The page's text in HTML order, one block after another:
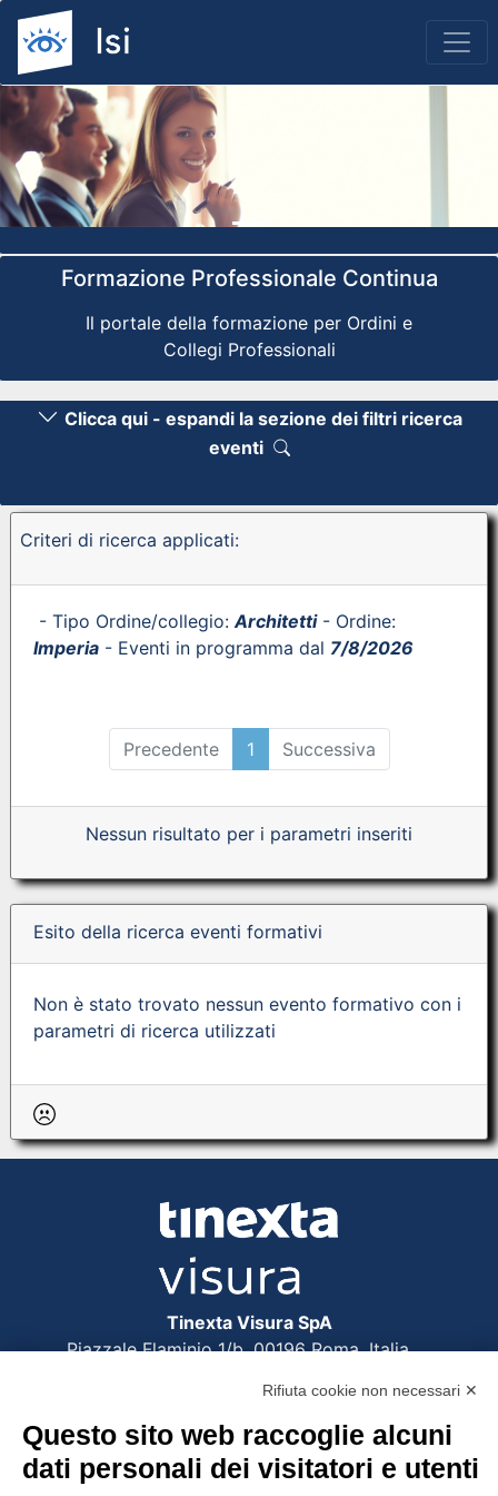
Previous
Formazione Professionale Continua
Il portale della formazione per Ordini e
Collegi Professionali
Clicca qui - espandi la sezione dei filtri ricerca
eventi
Criteri di ricerca applicati:
- Tipo Ordine/collegio:Architetti- Ordine:
Imperia - Eventi in programma dal 7/8/2026
Precedente 1 Successiva
Nessun risultato per i parametri inseriti
Esito della ricerca eventi formativi
Non è stato trovato nessun evento formativo con i
parametri di ricerca utilizzati
Tinexta Visura SpA
Piazzale Flaminio 1/b, 00196 Roma, Italia
Società soggetta alla direzione e coordinamento
di Tinexta SpA
P.IVA 05338771008 REA n. 877679
Rifiuta cookie non necessari ✕
Questo sito web raccoglie alcuni
dati personali dei visitatori e utenti